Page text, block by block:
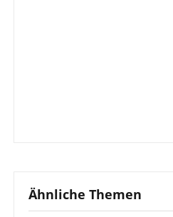
Ähnliche Themen